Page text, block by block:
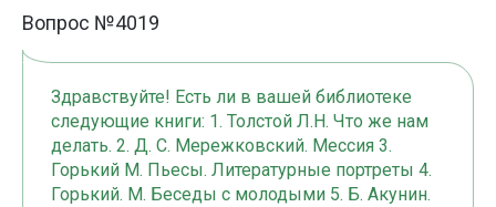
Вопрос №4019
Здравствуйте! Есть ли в вашей библиотеке
следующие книги: 1. Толстой Л.Н. Что же нам
делать. 2. Д. С. Мережковский. Мессия 3.
Горький М. Пьесы. Литературные портреты 4.
Горький. М. Беседы с молодыми 5. Б. Акунин.